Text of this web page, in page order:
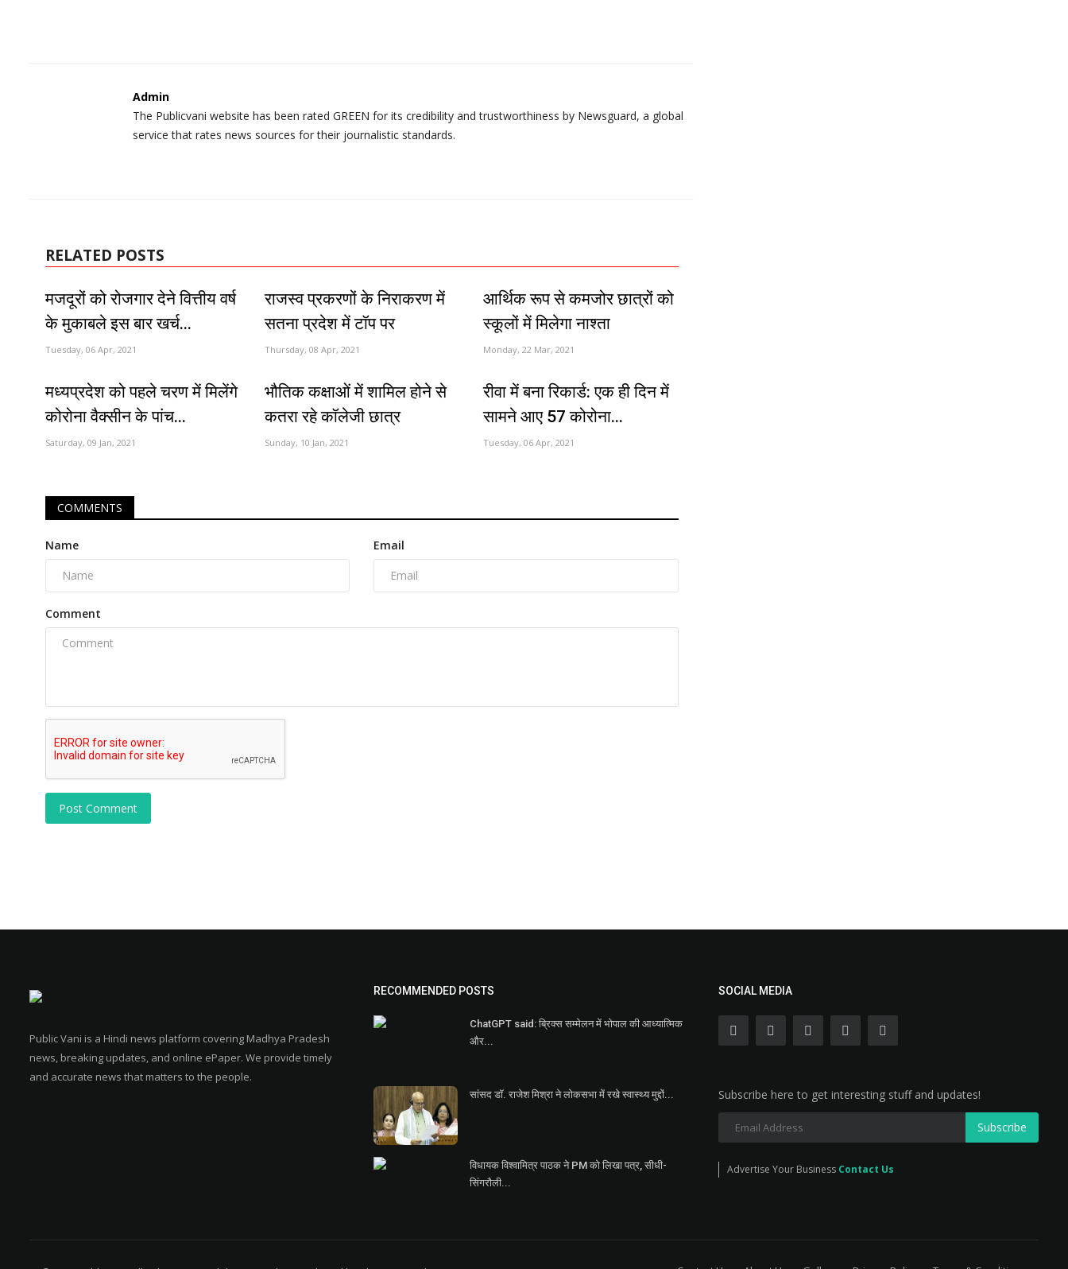
Admin
The Publicvani website has been rated GREEN for its credibility and trustworthiness by Newsguard, a global
service that rates news sources for their journalistic standards.
RELATED POSTS
मजदूरों को रोजगार देने वित्तीय वर्ष
के मुकाबले इस बार खर्च...
Tuesday, 06 Apr, 2021
राजस्व प्रकरणों के निराकरण में
सतना प्रदेश में टॉप पर
Thursday, 08 Apr, 2021
आर्थिक रूप से कमजोर छात्रों को
स्कूलों में मिलेगा नाश्ता
Monday, 22 Mar, 2021
मध्यप्रदेश को पहले चरण में मिलेंगे
कोरोना वैक्सीन के पांच...
Saturday, 09 Jan, 2021
भौतिक कक्षाओं में शामिल होने से
कतरा रहे कॉलेजी छात्र
Sunday, 10 Jan, 2021
रीवा में बना रिकार्ड: एक ही दिन में
सामने आए 57 कोरोना...
Tuesday, 06 Apr, 2021
COMMENTS
Name Email
Comment
Post Comment
Public Vani is a Hindi news platform covering Madhya Pradesh
news, breaking updates, and online ePaper. We provide timely
and accurate news that matters to the people.
RECOMMENDED POSTS
ChatGPT said: ब्रिक्स सम्मेलन में भोपाल की आध्यात्मिक
और...
सांसद डॉ. राजेश मिश्रा ने लोकसभा में रखे स्वास्थ्य मुद्दों...
विधायक विश्वामित्र पाठक ने PM को लिखा पत्र, सीधी-
सिंगरौली...
SOCIAL MEDIA
Subscribe here to get interesting stuff and updates!
Subscribe
Advertise Your Business Contact Us